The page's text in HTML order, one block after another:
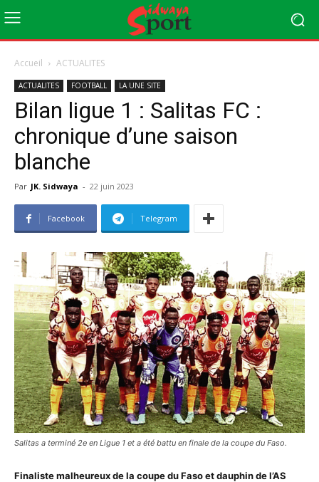
Accueil ACTUALITES
ACTUALITES FOOTBALL LA UNE SITE
Bilan ligue 1 : Salitas FC :
chronique d’une saison
blanche
Par JK. Sidwaya - 22 juin 2023
Facebook Telegram
Salitas a terminé 2e en Ligue 1 et a été battu en finale de la coupe du Faso.
Finaliste malheureux de la coupe du Faso et dauphin de l’AS